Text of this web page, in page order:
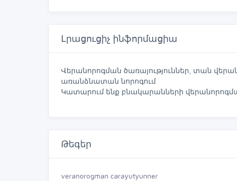
Լրացուցիչ ինֆորմացիա
Վերանորոգման ծառայություններ, տան
առանձնատան նորոգում
Կատարում ենք բնակարանների
Թեգեր
veranorogman carayutyunner